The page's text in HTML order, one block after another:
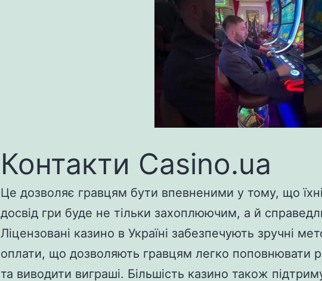
Контакти Casino.ua
Це дозволяє гравцям бути впевненими у тому, що
досвід гри буде не тільки захоплюючим, а й
Ліцензовані казино в Україні забезпечують зручні
оплати, що дозволяють гравцям легко поповнювати
та виводити виграші. Більшість казино також